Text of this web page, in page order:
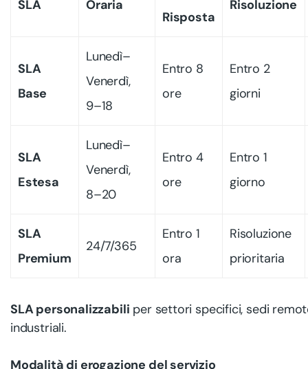
SLA
Oraria
Risposta
Risoluzione
SLA
Base
Lunedì–
Venerdì,
9–18
Entro 8
ore
Entro 2
giorni
SLA
Estesa
Lunedì–
Venerdì,
8–20
Entro 4
ore
Entro 1
giorno
SLA
Premium
24/7/365
Entro 1
ora
Risoluzione
prioritaria
SLA personalizzabili per settori specifici, sedi
industriali.
Modalità di erogazione del servizio